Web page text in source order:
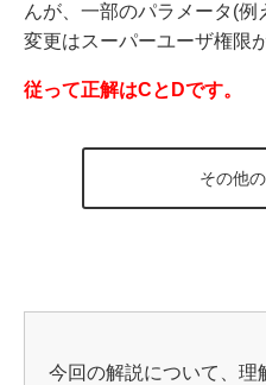
んが、一部のパラメータ(
変更はスーパーユーザ権限
従って正解はCとDです。
その他
今回の解説について、理